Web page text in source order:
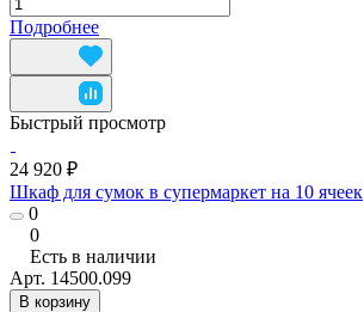
Подробнее
Быстрый просмотр
24 920 ₽
Шкаф для сумок в супермаркет на 10 ячеек
0
0
Есть в наличии
Арт. 14500.099
В корзину